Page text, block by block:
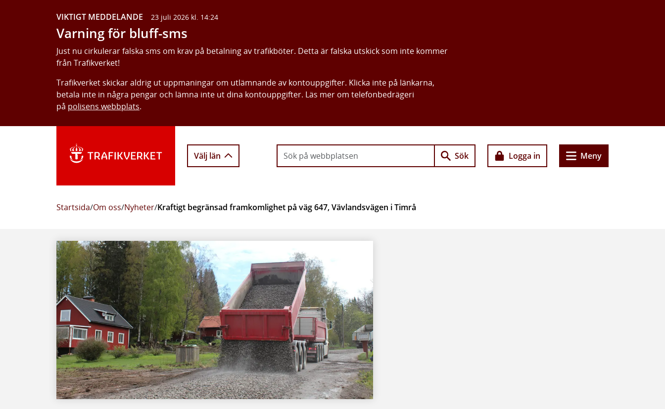
VIKTIGT MEDDELANDE 23 juli 2026 kl. 14:24
Varning för bluff-sms
Just nu cirkulerar falska sms om krav på betalning av trafikböter. Detta är falska utskick som inte kommer
från Trafikverket!
Trafikverket skickar aldrig ut uppmaningar om utlämnande av kontouppgifter. Klicka inte på länkarna,
betala inte in några pengar och lämna inte ut dina kontouppgifter. Läs mer om telefonbedrägeri
på polisens webbplats.
Välj län Sök Logga in Meny
Startsida/Om oss/Nyheter/Kraftigt begränsad framkomlighet på väg 647, Vävlandsvägen i Timrå